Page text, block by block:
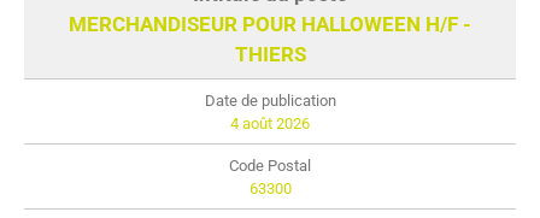
MERCHANDISEUR POUR HALLOWEEN H/F -
THIERS
4 août 2026
63300